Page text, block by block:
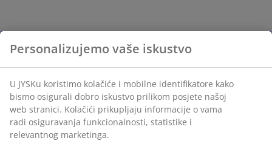
Personalizujemo vaše iskustvo
U JYSKu koristimo kolačiće i mobilne identifikatore kako
bismo osigurali dobro iskustvo prilikom posjete našoj
web stranici. Kolačići prikupljaju informacije o vama
radi osiguravanja funkcionalnosti, statistike i
relevantnog marketinga.